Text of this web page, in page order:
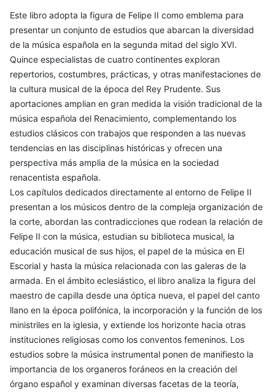
Este libro adopta la figura de Felipe II como emblema para
presentar un conjunto de estudios que abarcan la diversidad
de la música española en la segunda mitad del siglo XVI.
Quince especialistas de cuatro continentes exploran
repertorios, costumbres, prácticas, y otras manifestaciones de
la cultura musical de la época del Rey Prudente. Sus
aportaciones amplian en gran medida la visión tradicional de la
música española del Renacimiento, complementando los
estudios clásicos con trabajos que responden a las nuevas
tendencias en las disciplinas históricas y ofrecen una
perspectiva más amplia de la música en la sociedad
renacentista española.
Los capítulos dedicados directamente al entorno de Felipe II
presentan a los músicos dentro de la compleja organización de
la corte, abordan las contradicciones que rodean la relación de
Felipe II con la música, estudian su biblioteca musical, la
educación musical de sus hijos, el papel de la música en El
Escorial y hasta la música relacionada con las galeras de la
armada. En el ámbito eclesiástico, el libro analiza la figura del
maestro de capilla desde una óptica nueva, el papel del canto
llano en la época polifónica, la incorporación y la función de los
ministriles en la iglesia, y extiende los horizonte hacia otras
instituciones religiosas como los conventos femeninos. Los
estudios sobre la música instrumental ponen de manifiesto la
importancia de los organeros foráneos en la creación del
órgano español y examinan diversas facetas de la teoría,